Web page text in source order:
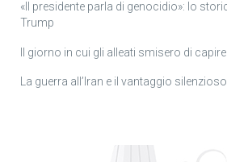
«Il presidente parla di genocidio»: lo
Trump
Il giorno in cui gli alleati smisero di capire
La guerra all’Iran e il vantaggio